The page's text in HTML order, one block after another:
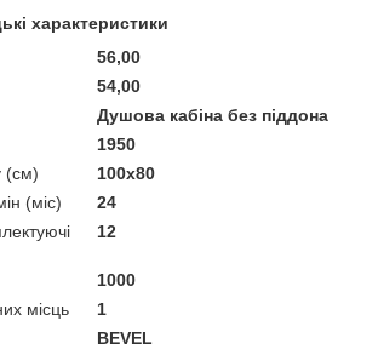
характеристики
56,00
54,00
Душова кабіна без піддона
1950
(см)
100x80
(міс)
24
12
1000
місць
1
BEVEL